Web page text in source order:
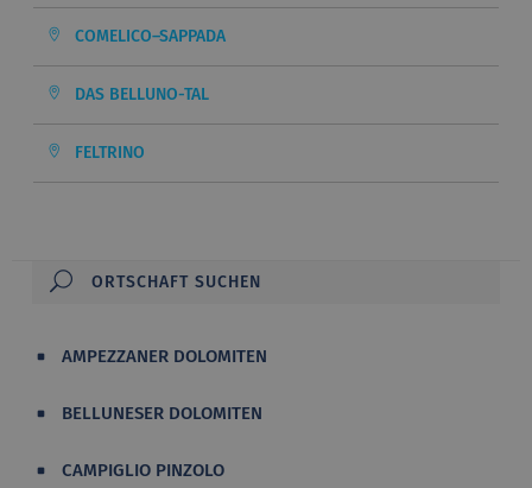
COMELICO–SAPPADA
DAS BELLUNO-TAL
FELTRINO
AMPEZZANER DOLOMITEN
BELLUNESER DOLOMITEN
CAMPIGLIO PINZOLO